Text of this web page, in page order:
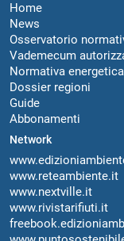
Home
News
Osservatorio
Vademecum
Normativa
Dossier regioni
Guide
Abbonamenti
Network
www.reteambiente.it
www.nextville.it
www.rivistarifiuti.it